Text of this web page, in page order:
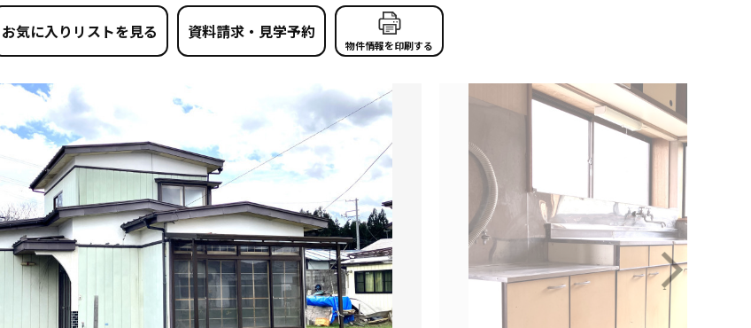
お気に入りリストを見る
物件情報を印刷する